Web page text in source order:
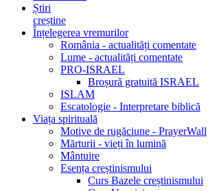
Știri
creștine
Înțelegerea vremurilor
România - actualități comentate
Lume - actualități comentate
PRO-ISRAEL
Broșură gratuită ISRAEL
ISLAM
Escatologie - Interpretare biblică
Viața spirituală
Motive de rugăciune - PrayerWall
Mărturii - vieți în lumină
Mântuire
Esența creștinismului
Curs Bazele creștinismului